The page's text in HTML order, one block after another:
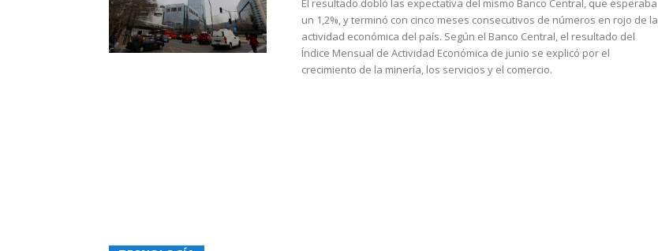
El resultado dobló las expectativa del mismo Banco Central, que esperaba
un 1,2%, y terminó con cinco meses consecutivos de números en rojo de la
actividad económica del país. Según el Banco Central, el resultado del
Índice Mensual de Actividad Económica de junio se explicó por el
crecimiento de la minería, los servicios y el comercio.